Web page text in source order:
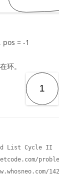
= -1
环。
List Cycle II